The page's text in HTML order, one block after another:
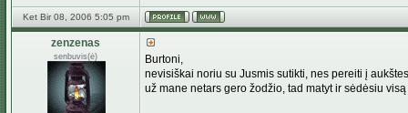
Ket Bir 08, 2006 5:05 pm
zenzenas
senbuvis(ė)
Burtoni,
nevisiškai noriu su Jusmis sutikti, nes pereiti į
už mane netars gero žodžio, tad matyt ir sėdėsiu